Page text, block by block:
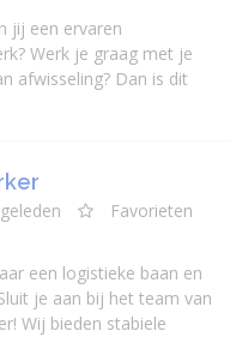
jij een ervaren
Werk je graag met je
afwisseling? Dan is dit
Favorieten
een logistieke baan en
je aan bij het team van
Wij bieden stabiele